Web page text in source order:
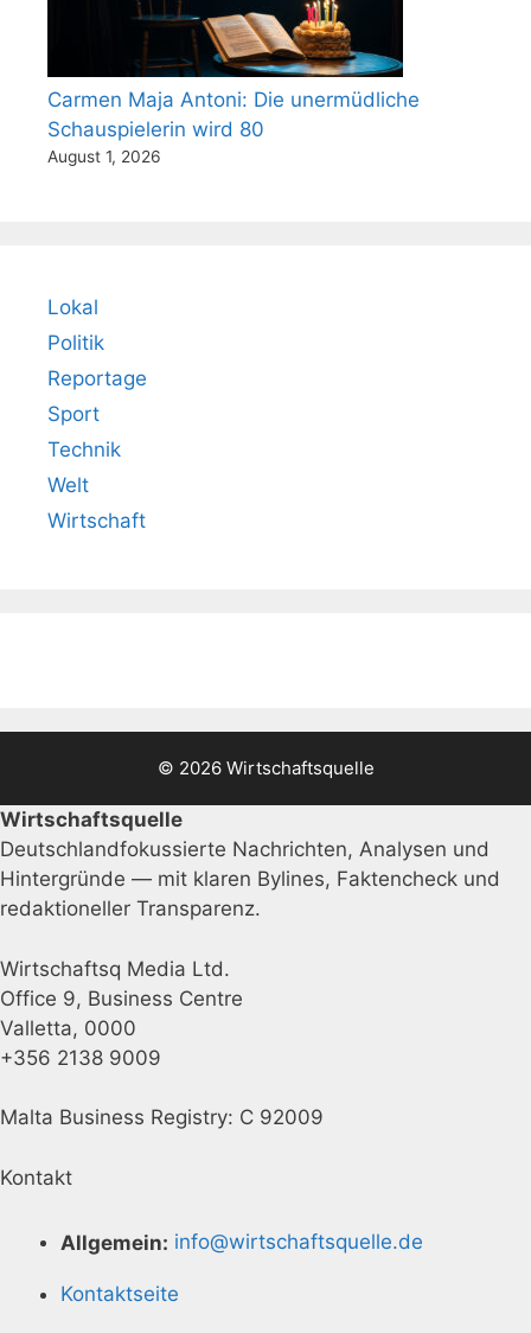
Carmen Maja Antoni: Die unermüdliche
Schauspielerin wird 80
August 1, 2026
Lokal
Politik
Reportage
Sport
Technik
Welt
Wirtschaft
© 2026 Wirtschaftsquelle
Wirtschaftsquelle
Deutschlandfokussierte Nachrichten, Analysen und
Hintergründe — mit klaren Bylines, Faktencheck und
redaktioneller Transparenz.
Wirtschaftsq Media Ltd.
Office 9, Business Centre
Valletta, 0000
+356 2138 9009
Malta Business Registry: C 92009
Kontakt
Allgemein: info@wirtschaftsquelle.de
Kontaktseite